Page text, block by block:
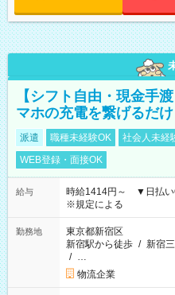
【シフト自由・現金手
マホの充電を繋げるだけ
派遣 職種未経験OK 社会人未経
WEB登録・面接OK
給与
時給1414円～ ▼日払
※規定による
勤務地
東京都新宿区
新宿駅から徒歩 / 新宿
/ …
物流企業